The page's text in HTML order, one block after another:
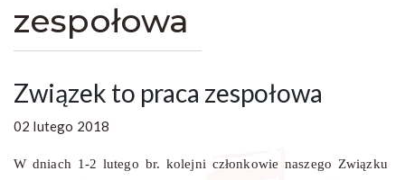
zespołowa
Związek to praca zespołowa
02 lutego 2018
W dniach 1-2 lutego br. kolejni członkowie naszego Związku